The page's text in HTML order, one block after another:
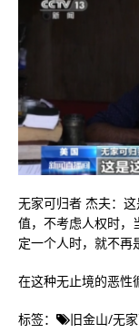
无家可归者 杰夫：
值，不考虑人权时，
定一个人时，就不再
在这种无止境的恶性
标签： 旧金山/无